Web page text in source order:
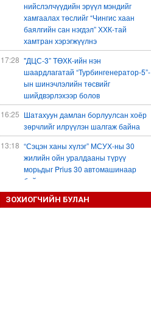
нийслэлчүүдийн эрүүл мэндийг
хамгаалах төслийг “Чингис хаан
баялгийн сан нэгдэл” ХХК-тай
хамтран хэрэгжүүлнэ
17:28 "ДЦС-3” ТӨХК-ийн нэн
шаардлагатай “Турбингенератор-5”-
ын шинэчлэлийн төсвийг
шийдвэрлэхээр болов
16:25 Шатахуун дамлан борлуулсан хоёр
зөрчлийг илрүүлэн шалгаж байна
13:18 “Сэцэн ханы хүлэг” МСУХ-ны 30
жилийн ойн уралдааны түрүү
морьдыг Prius 30 автомашинаар
байлна
13:01 Б.Пүрэвдагва: 103 үйлчилгээний
ЗОХИОГЧИЙН БУЛАН